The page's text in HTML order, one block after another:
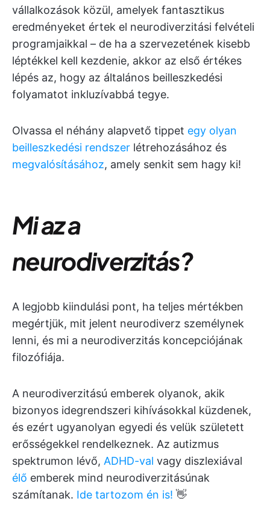
vállalkozások közül, amelyek fantasztikus
eredményeket értek el neurodiverzitási felvételi
programjaikkal – de ha a szervezetének kisebb
léptékkel kell kezdenie, akkor az első értékes
lépés az, hogy az általános beilleszkedési
folyamatot inkluzívabbá tegye.
Olvassa el néhány alapvető tippet egy olyan
beilleszkedési rendszer létrehozásához és
megvalósításához, amely senkit sem hagy ki!
Mi az a
neurodiverzitás?
A legjobb kiindulási pont, ha teljes mértékben
megértjük, mit jelent neurodiverz személynek
lenni, és mi a neurodiverzitás koncepciójának
filozófiája.
A neurodiverzitású emberek olyanok, akik
bizonyos idegrendszeri kihívásokkal küzdenek,
és ezért ugyanolyan egyedi és velük született
erősségekkel rendelkeznek. Az autizmus
spektrumon lévő, ADHD-val vagy diszlexiával
élő emberek mind neurodiverzitásúnak
számítanak. Ide tartozom én is! 👋